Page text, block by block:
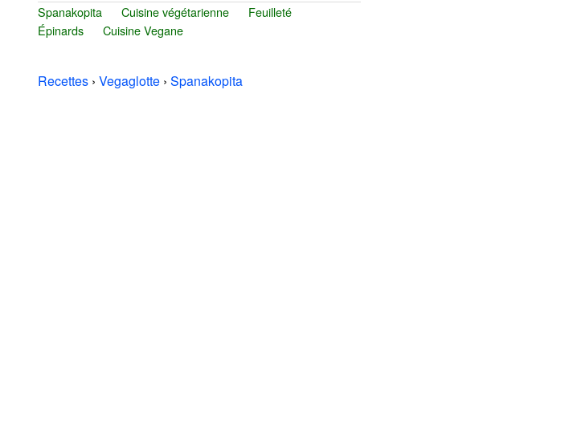
Spanakopita Cuisine végétarienne
Feuilleté
Épinards
Cuisine Vegane
Recettes › Vegaglotte › Spanakopita